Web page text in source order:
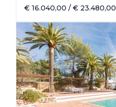
€ 16.040,00 / € 23.480,00